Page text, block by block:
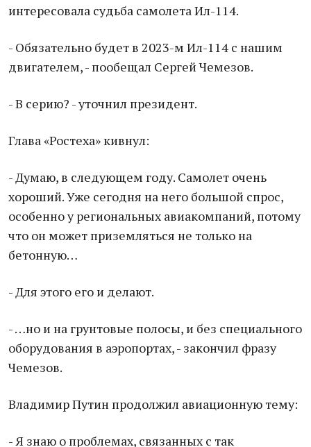
интересовала судьба самолета Ил-114.
- Обязательно будет в 2023-м Ил-114 с нашим
двигателем, - пообещал Сергей Чемезов.
- В серию? - уточнил президент.
Глава «Ростеха» кивнул:
- Думаю, в следующем году. Самолет очень
хороший. Уже сегодня на него большой спрос,
особенно у региональных авиакомпаний, потому
что он может приземляться не только на
бетонную…
- Для этого его и делают.
- …но и на грунтовые полосы, и без специального
оборудования в аэропортах, - закончил фразу
Чемезов.
Владимир Путин продолжил авиационную тему:
- Я знаю о проблемах, связанных с так